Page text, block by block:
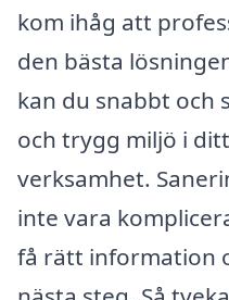
kom ihåg att
den bästa
kan du snabbt och
och trygg miljö i
verksamhet.
inte vara
få rätt information